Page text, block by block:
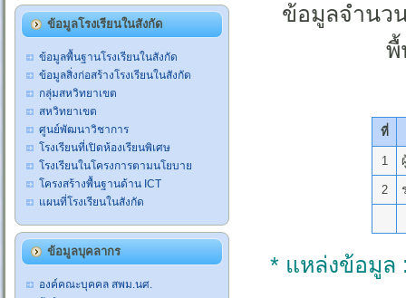
ข้อมูลโรงเรียนในสังกัด
ข้อมูลพื้นฐานโรงเรียนในสังกัด
ข้อมูลสิ่งก่อสร้างโรงเรียนในสังกัด
กลุ่มสหวิทยาเขต
สหวิทยาเขต
ศูนย์พัฒนาวิชาการ
โรงเรียนที่เปิดห้องเรียนพิเศษ
โรงเรียนในโครงการตามนโยบาย
โครงสร้างพื้นฐานด้าน ICT
แผนที่โรงเรียนในสังกัด
ข้อมูลบุคลากร
องค์คณะบุคคล สพม.นศ.
ข้อมูลจำนว
พื้
ที่
1
2
* แหล่งข้อมูล